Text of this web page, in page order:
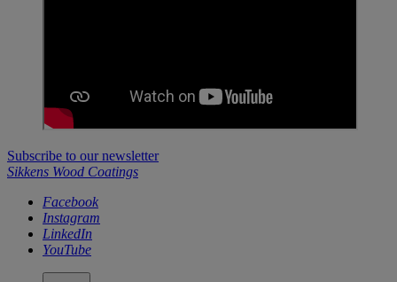
Subscribe to our newsletter
Sikkens Wood Coatings
Facebook
Instagram
LinkedIn
YouTube